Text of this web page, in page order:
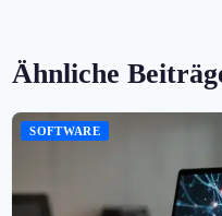
Ähnliche
SOFTWARE